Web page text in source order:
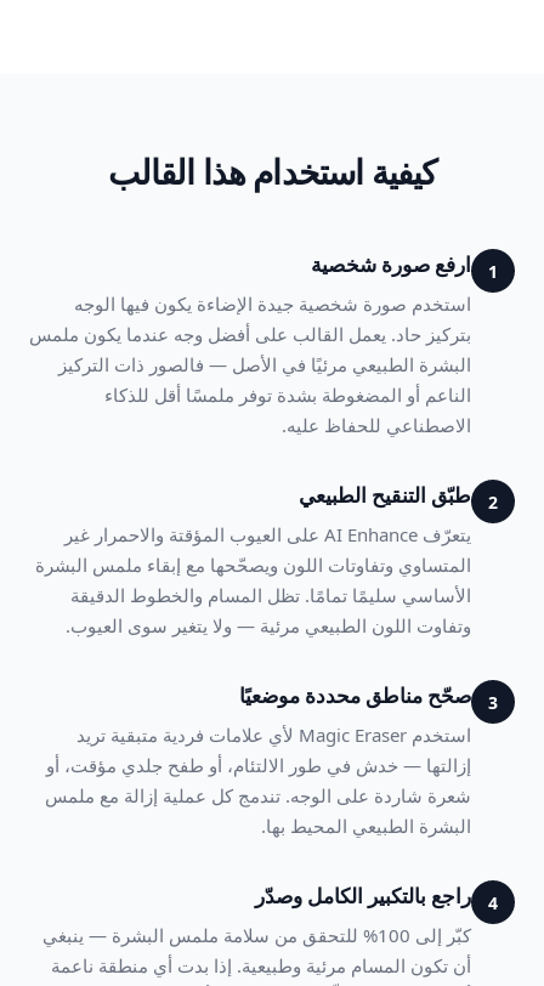
كيفية استخدام هذا القالب
1 ارفع صورة شخصية
استخدم صورة شخصية جيدة الإضاءة يكون فيها الوجه
بتركيز حاد. يعمل القالب على أفضل وجه عندما يكون ملمس
البشرة الطبيعي مرئيًا في الأصل — فالصور ذات التركيز
الناعم أو المضغوطة بشدة توفر ملمسًا أقل للذكاء
الاصطناعي للحفاظ عليه.
2 طبّق التنقيح الطبيعي
يتعرّف AI Enhance على العيوب المؤقتة والاحمرار غير
المتساوي وتفاوتات اللون ويصحّحها مع إبقاء ملمس البشرة
الأساسي سليمًا تمامًا. تظل المسام والخطوط الدقيقة
وتفاوت اللون الطبيعي مرئية — ولا يتغير سوى العيوب.
3 صحّح مناطق محددة موضعيًا
استخدم Magic Eraser لأي علامات فردية متبقية تريد
إزالتها — خدش في طور الالتئام، أو طفح جلدي مؤقت، أو
شعرة شاردة على الوجه. تندمج كل عملية إزالة مع ملمس
البشرة الطبيعي المحيط بها.
4 راجع بالتكبير الكامل وصدّر
كبّر إلى 100% للتحقق من سلامة ملمس البشرة — ينبغي
أن تكون المسام مرئية وطبيعية. إذا بدت أي منطقة ناعمة